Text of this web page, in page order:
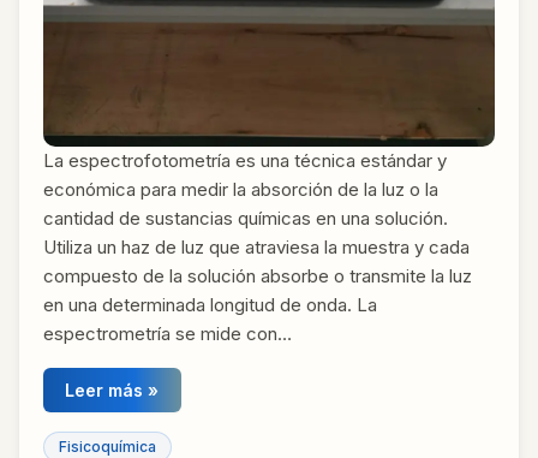
La espectrofotometría es una técnica estándar y
económica para medir la absorción de la luz o la
cantidad de sustancias químicas en una solución.
Utiliza un haz de luz que atraviesa la muestra y cada
compuesto de la solución absorbe o transmite la luz
en una determinada longitud de onda. La
espectrometría se mide con…
Leer más »
Fisicoquímica